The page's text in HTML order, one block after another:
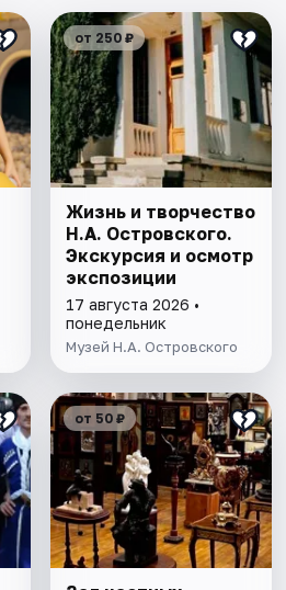
от 250 ₽
Жизнь и творчество
Н.А. Островского.
Экскурсия и осмотр
экспозиции
17 августа 2026 •
понедельник
Музей Н.А. Островского
от 50 ₽